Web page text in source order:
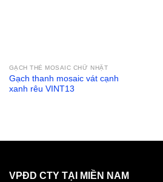
GẠCH THẺ MOSAIC CHỮ NHẬT
Gạch thanh mosaic vát cạnh
xanh rêu VINT13
VPĐD CTY TẠI MIỀN NAM